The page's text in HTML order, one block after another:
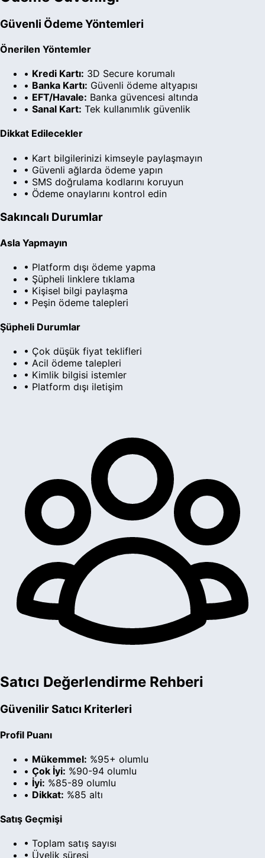
Güvenli Ödeme Yöntemleri
Önerilen Yöntemler
• Kredi Kartı: 3D Secure korumalı
• Banka Kartı: Güvenli ödeme altyapısı
• EFT/Havale: Banka güvencesi altında
• Sanal Kart: Tek kullanımlık güvenlik
Dikkat Edilecekler
• Kart bilgilerinizi kimseyle paylaşmayın
• Güvenli ağlarda ödeme yapın
• SMS doğrulama kodlarını koruyun
• Ödeme onaylarını kontrol edin
Sakıncalı Durumlar
Asla Yapmayın
• Platform dışı ödeme yapma
• Şüpheli linklere tıklama
• Kişisel bilgi paylaşma
• Peşin ödeme talepleri
Şüpheli Durumlar
• Çok düşük fiyat teklifleri
• Acil ödeme talepleri
• Kimlik bilgisi istemler
• Platform dışı iletişim
Satıcı Değerlendirme Rehberi
Güvenilir Satıcı Kriterleri
Profil Puanı
• Mükemmel: %95+ olumlu
• Çok İyi: %90-94 olumlu
• İyi: %85-89 olumlu
• Dikkat: %85 altı
Satış Geçmişi
• Toplam satış sayısı
• Üyelik süresi